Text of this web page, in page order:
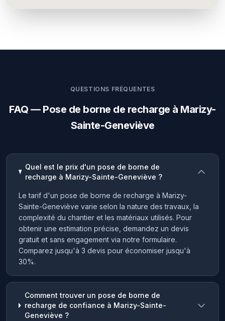
QUESTIONS FRÉQUENTES
FAQ — Pose de borne de recharge à Marizy-
Sainte-Geneviève
Quel est le prix d'un pose de borne de
recharge à Marizy-Sainte-Geneviève ?
Le tarif d'un pose de borne de recharge à Marizy-
Sainte-Geneviève varie selon la nature des travaux, la
complexité du chantier et les matériaux utilisés. Pour
obtenir une estimation précise, demandez un devis
gratuit et sans engagement via notre formulaire.
Comparez jusqu'à 3 devis pour économiser jusqu'à
30%.
Comment trouver un pose de borne de
recharge de confiance à Marizy-Sainte-
Geneviève ?